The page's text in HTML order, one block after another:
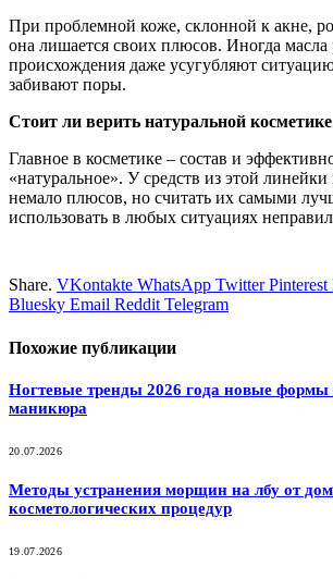
При проблемной коже, склонной к акне,
она лишается своих плюсов. Иногда масла
происхождения даже усугубляют
забивают поры.
Стоит ли верить натуральной косметике
Главное в косметике – состав и
«натуральное». У средств из этой линейки
немало плюсов, но считать их самыми
использовать в любых ситуациях
Share. VKontakte WhatsApp Twitter Pinterest
Bluesky Email ‏Reddit Telegram
Похожие публикации
Ногтевые тренды 2026 года новые формы
маникюра
20.07.2026
Методы устранения морщин на лбу от
косметологических процедур
19.07.2026